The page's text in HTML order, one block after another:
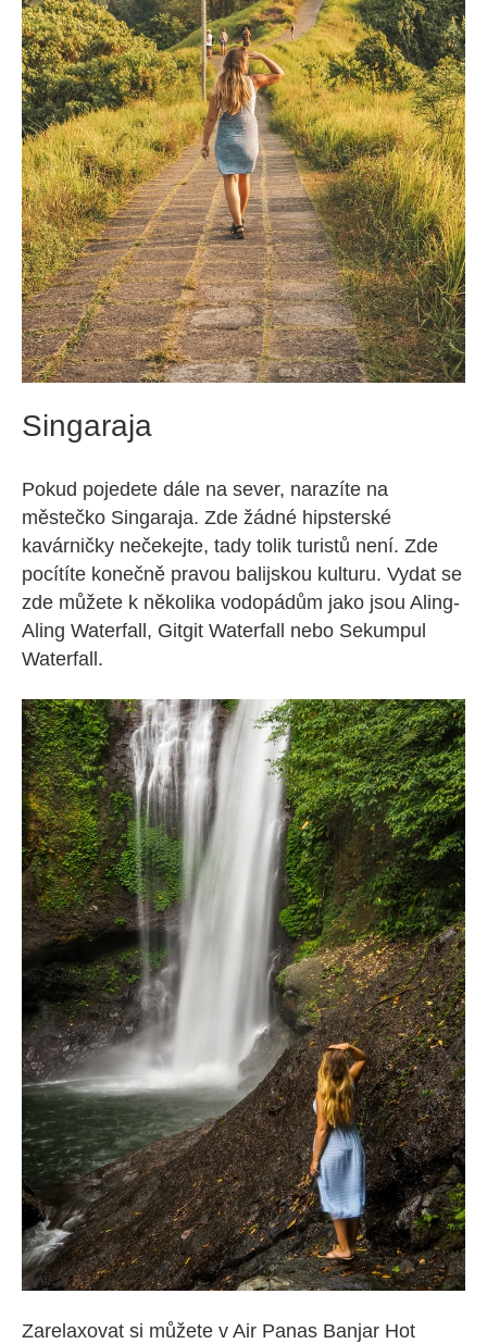
Singaraja
Pokud pojedete dále na sever, narazíte na
městečko Singaraja. Zde žádné hipsterské
kavárničky nečekejte, tady tolik turistů není. Zde
pocítíte konečně pravou balijskou kulturu. Vydat se
zde můžete k několika vodopádům jako jsou Aling-
Aling Waterfall, Gitgit Waterfall nebo Sekumpul
Waterfall.
Zarelaxovat si můžete v Air Panas Banjar Hot